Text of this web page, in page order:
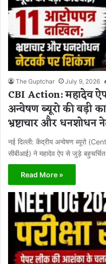
The Guptchar July 9, 2026
CBI Action: महादेव
अन्वेषण ब्यूरो की बड़ी
भ्रष्टाचार और धनशोधन
नई दिल्ली: केंद्रीय अन्वेषण ब्यूरो
सीबीआई) ने महादेव ऐप से जुड़े
Read More »